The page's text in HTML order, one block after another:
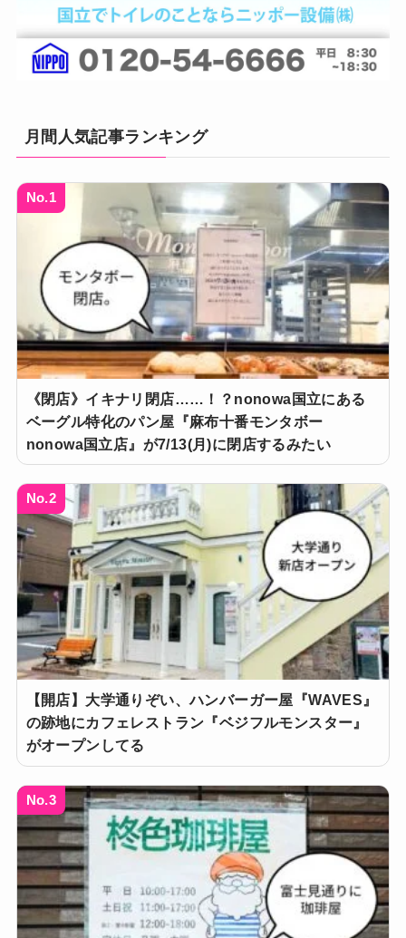
月間人気記事ランキング
No.1
《閉店》イキナリ閉店……！？nonowa国立にある
ベーグル特化のパン屋『麻布十番モンタボー
nonowa国立店』が7/13(月)に閉店するみたい
No.2
【開店】大学通りぞい、ハンバーガー屋『WAVES』
の跡地にカフェレストラン『ベジフルモンスター』
がオープンしてる
No.3